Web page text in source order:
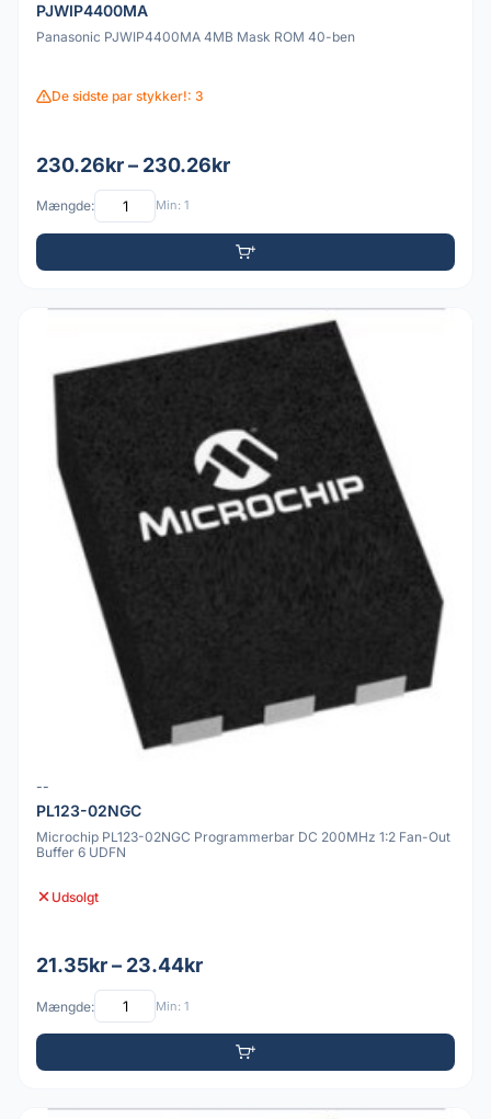
PJWIP4400MA
Panasonic PJWIP4400MA 4MB Mask ROM 40-ben
De sidste par stykker!: 3
230.26kr – 230.26kr
Mængde: Min: 1
--
PL123-02NGC
Microchip PL123-02NGC Programmerbar DC 200MHz 1:2 Fan-Out
Buffer 6 UDFN
Udsolgt
21.35kr – 23.44kr
Mængde: Min: 1